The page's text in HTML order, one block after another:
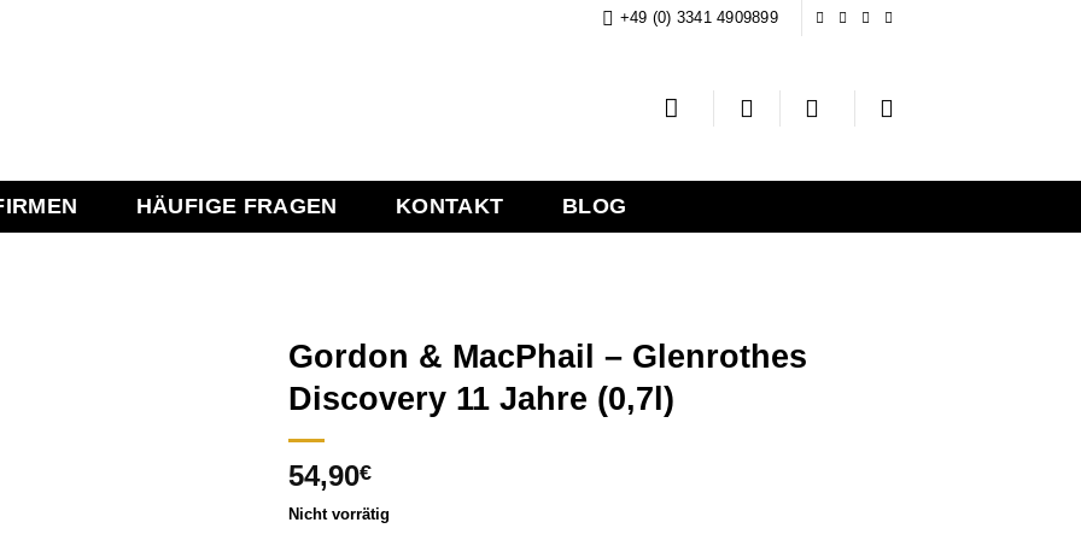
+49 (0) 3341 4909899
HÄUFIGE FRAGEN KONTAKT BLOG
Gordon & MacPhail – Glenrothes
Discovery 11 Jahre (0,7l)
54,90€
Nicht vorrätig